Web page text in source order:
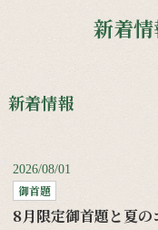
新着
新着情報
2026/08/01
御首題
8月限定御首題と夏の